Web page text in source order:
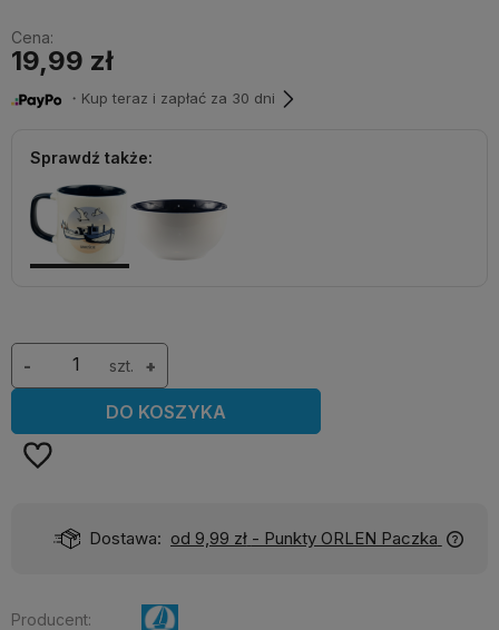
Cena:
19,99 zł
・Kup teraz i zapłać za 30 dni
Sprawdź także:
szt. +
-
DO KOSZYKA
Dostawa: od 9,99 zł - Punkty ORLEN Paczka
Producent: